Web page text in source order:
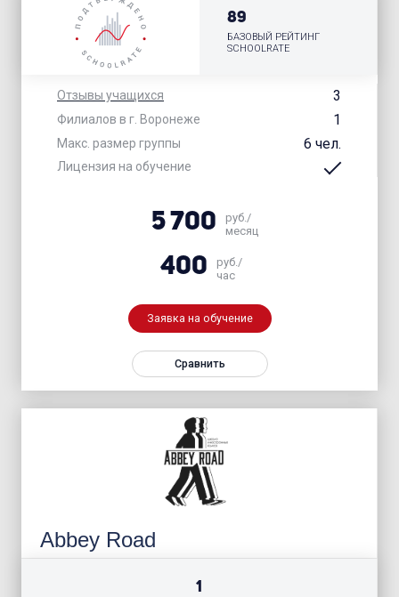
Отзывы учащихся 3
Филиалов в г. Воронеже 1
Макс. размер группы 6 чел.
Лицензия на обучение
89
БАЗОВЫЙ РЕЙТИНГ
SCHOOLRATE
5 700
руб./
месяц
400
руб./
час
Заявка на обучение
Сравнить
Abbey Road
1